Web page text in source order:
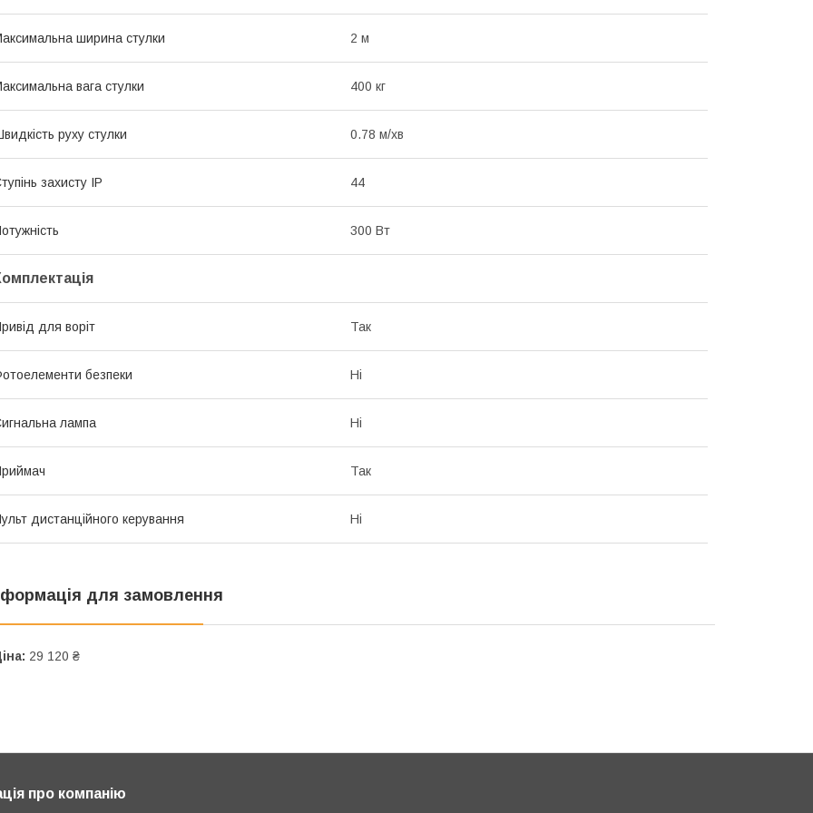
ширина стулки 2 м
вага стулки 400 кг
руху стулки 0.78 м/хв
захисту IP 44
300 Вт
для воріт Так
безпеки Ні
лампа Ні
Так
дистанційного керування Ні
для замовлення
29 120 ₴
про компанію